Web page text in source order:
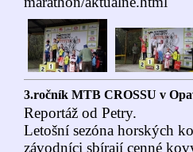
3.ročník MTB CROSSU v
Reportáž od Petry.
Letošní sezóna horských
závodníci sbírají cenné